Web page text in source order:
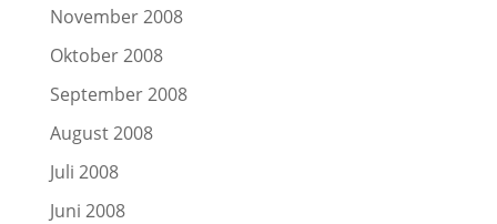
November 2008
Oktober 2008
September 2008
August 2008
Juli 2008
Juni 2008